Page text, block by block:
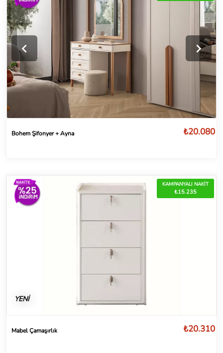
Bohem Şifonyer + Ayna ₺20.080
KAMPANYALI NAKİT
₺15.235
YENİ
Mabel Çamaşırlık ₺20.310